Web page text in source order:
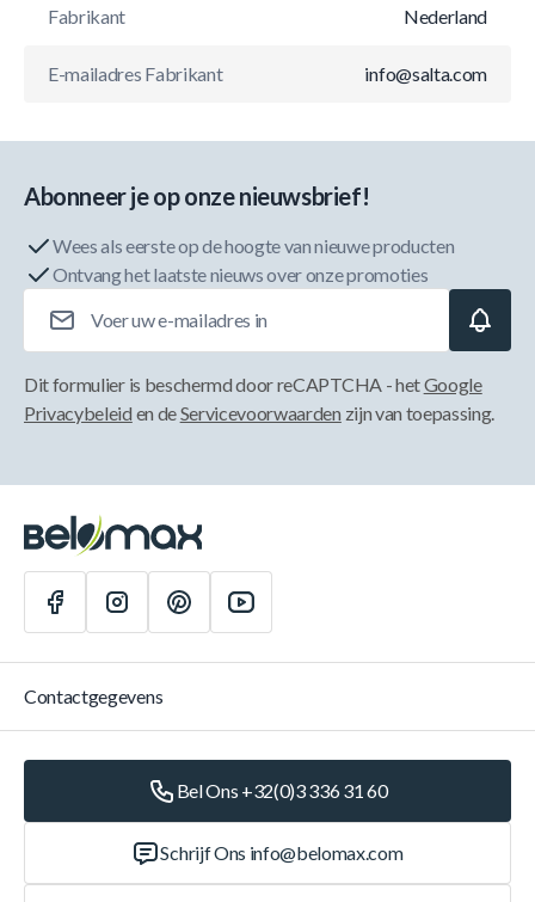
Fabrikant
Nederland
E-mailadres Fabrikant info@salta.com
Abonneer je op onze nieuwsbrief!
Wees als eerste op de hoogte van nieuwe producten
Ontvang het laatste nieuws over onze promoties
Dit formulier is beschermd door reCAPTCHA - hetGoogle
Privacybeleid en deServicevoorwaarden zijn van toepassing.
Contactgegevens
Bel Ons +32(0)3 336 31 60
Schrijf Ons info@belomax.com